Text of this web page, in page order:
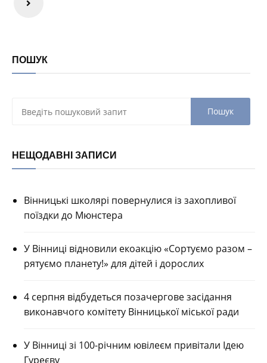
ПОШУК
НЕЩОДАВНІ ЗАПИСИ
Вінницькі школярі повернулися із захопливої
поїздки до Мюнстера
У Вінниці відновили екоакцію «Сортуємо разом –
рятуємо планету!» для дітей і дорослих
4 серпня відбудеться позачергове засідання
виконавчого комітету Вінницької міської ради
У Вінниці зі 100-річним ювілеєм привітали Ідею
Гуреєву